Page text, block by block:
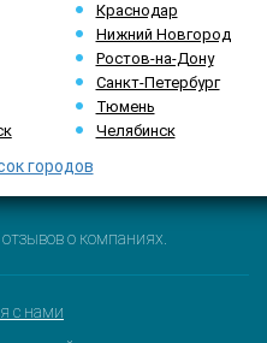
Краснодар
Нижний Новгород
Ростов-на-Дону
Санкт-Петербург
Тюмень
Челябинск
городов
отзывов о компаниях.
с нами